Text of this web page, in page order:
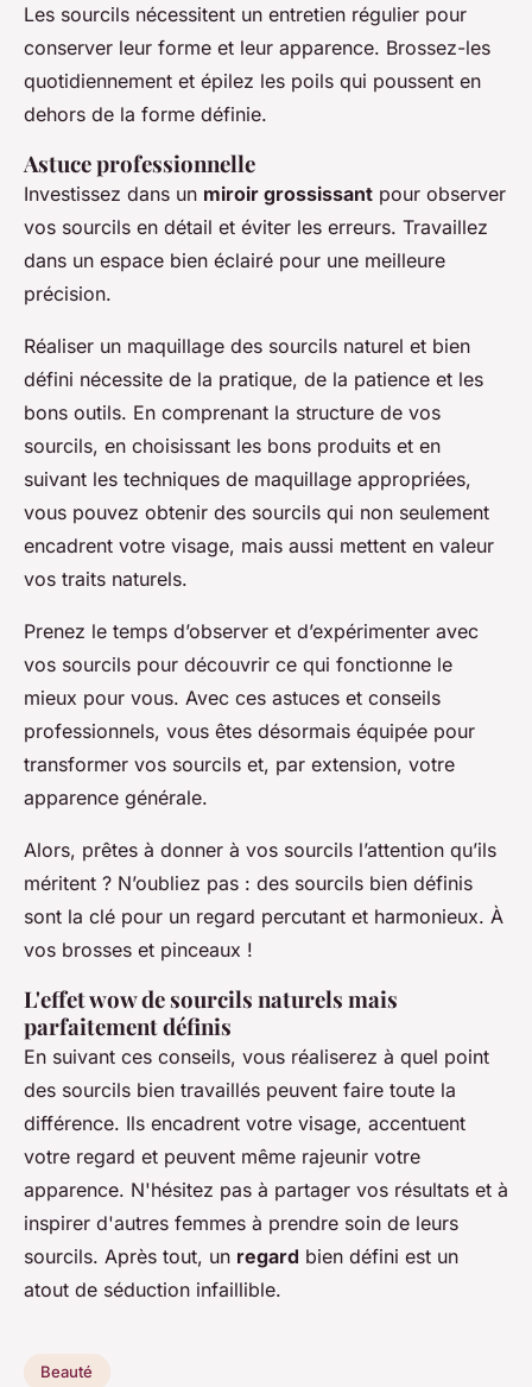
Les sourcils nécessitent un entretien régulier pour
conserver leur forme et leur apparence. Brossez-les
quotidiennement et épilez les poils qui poussent en
dehors de la forme définie.
Astuce professionnelle
Investissez dans un miroir grossissant pour observer
vos sourcils en détail et éviter les erreurs. Travaillez
dans un espace bien éclairé pour une meilleure
précision.
Réaliser un maquillage des sourcils naturel et bien
défini nécessite de la pratique, de la patience et les
bons outils. En comprenant la structure de vos
sourcils, en choisissant les bons produits et en
suivant les techniques de maquillage appropriées,
vous pouvez obtenir des sourcils qui non seulement
encadrent votre visage, mais aussi mettent en valeur
vos traits naturels.
Prenez le temps d’observer et d’expérimenter avec
vos sourcils pour découvrir ce qui fonctionne le
mieux pour vous. Avec ces astuces et conseils
professionnels, vous êtes désormais équipée pour
transformer vos sourcils et, par extension, votre
apparence générale.
Alors, prêtes à donner à vos sourcils l’attention qu’ils
méritent ? N’oubliez pas : des sourcils bien définis
sont la clé pour un regard percutant et harmonieux. À
vos brosses et pinceaux !
L'effet wow de sourcils naturels mais
parfaitement définis
En suivant ces conseils, vous réaliserez à quel point
des sourcils bien travaillés peuvent faire toute la
différence. Ils encadrent votre visage, accentuent
votre regard et peuvent même rajeunir votre
apparence. N'hésitez pas à partager vos résultats et à
inspirer d'autres femmes à prendre soin de leurs
sourcils. Après tout, un regard bien défini est un
atout de séduction infaillible.
Beauté